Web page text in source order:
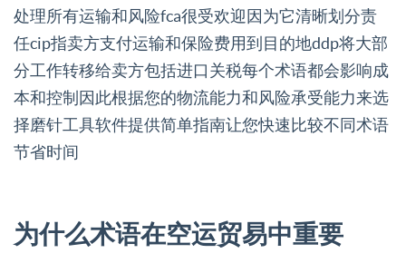
处理所有运输和风险fca很受欢迎因为它清晰划分责
任cip指卖方支付运输和保险费用到目的地ddp将大部
分工作转移给卖方包括进口关税每个术语都会影响成
本和控制因此根据您的物流能力和风险承受能力来选
择磨针工具软件提供简单指南让您快速比较不同术语
节省时间
为什么术语在空运贸易中重要